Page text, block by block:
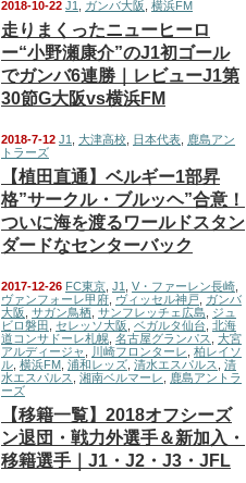
2018-10-22 J1 ガンバ大阪 横浜FM
走りまくったニューヒーロ
ー“小野瀬康介”のJ1初ゴール
でガンバ6連勝｜レビューJ1第
30節G大阪vs横浜FM
2018-7-12 J1 大津高校 日本代表 鹿島アン
トラーズ
【植田直通】ベルギー1部昇
格”サークル・ブルッヘ”合意！
ついに海を渡るワールドスタン
ダードなセンターバック
2017-12-26 FC東京 J1 V・ファーレン長崎
ヴァンフォーレ甲府 ヴィッセル神戸 ガンバ
大阪 サガン鳥栖 サンフレッチェ広島
ジュ
ビロ磐田 セレッソ大阪 ベガルタ仙台 北海
道コンサドーレ札幌 名古屋グランパス
大宮
アルディージャ
川崎フロンターレ 柏レイソ
ル 横浜FM 浦和レッズ 清水エスパルス
清
水エスパルス
湘南ベルマーレ
鹿島アントラ
ーズ
【移籍一覧】2018オフシーズ
ン退団・戦力外選手＆新加入・
移籍選手｜J1・J2・J3・JFL